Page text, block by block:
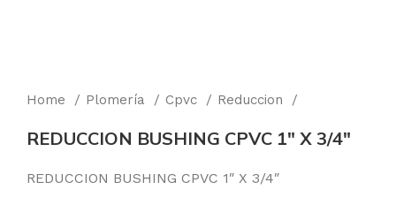
Home Plomería Cpvc Reduccion
REDUCCION BUSHING CPVC 1″ X 3/4″
REDUCCION BUSHING CPVC 1″ X 3/4″